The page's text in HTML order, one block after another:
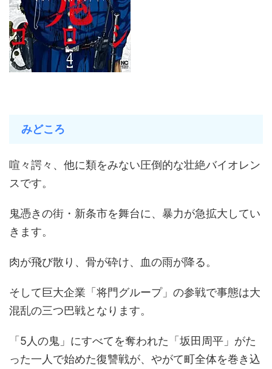
みどころ
喧々諤々、他に類をみない圧倒的な壮絶バイオレン
スです。
鬼憑きの街・新条市を舞台に、暴力が急拡大してい
きます。
肉が飛び散り、骨が砕け、血の雨が降る。
そして巨大企業「将門グループ」の参戦で事態は大
混乱の三つ巴戦となります。
「5人の鬼」にすべてを奪われた「坂田周平」がた
った一人で始めた復讐戦が、やがて町全体を巻き込